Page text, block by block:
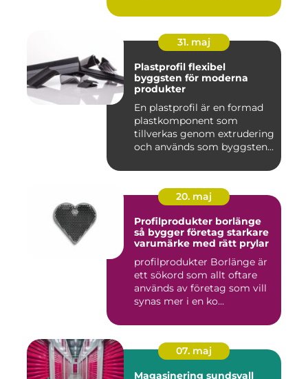
31. maj
Plastprofil flexibel
byggsten för moderna
produkter
En plastprofil är en formad
plastkomponent som
tillverkas genom extrudering
och används som byggsten...
20. maj
Profilprodukter borlänge
så bygger företag starkare
varumärke med rätt prylar
profilprodukter Borlänge är
ett sökord som allt oftare
används av företag som vill
synas mer i en ko...
07. maj
Magasinering sundsvall